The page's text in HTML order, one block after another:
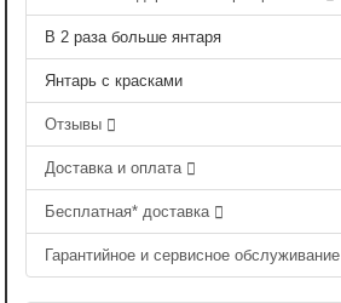
В 2 раза больше янтаря
Янтарь с красками
Отзывы
Доставка и оплата
Бесплатная* доставка
Гарантийное и сервисное обслуживание